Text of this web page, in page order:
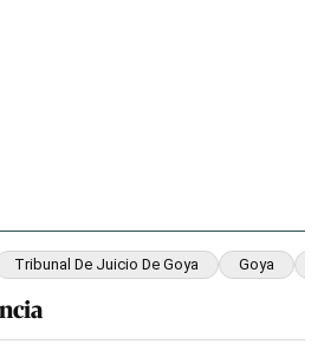
Tribunal De Juicio De Goya Goya